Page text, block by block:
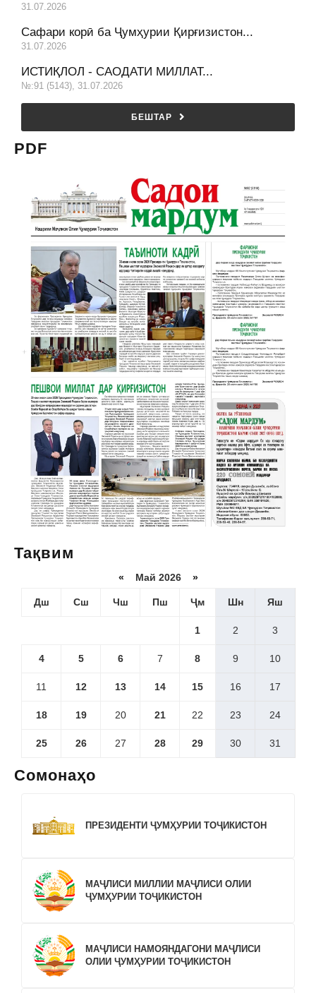
31.07.2026
Сафари корӣ ба Ҷумҳурии Қирғизистон...
31.07.2026
ИСТИҚЛОЛ - САОДАТИ МИЛЛАТ...
№:91 (5143), 31.07.2026
БЕШТАР
PDF
Тақвим
« Май 2026 »
Дш Сш Чш Пш Ҷм Шн Яш
1 2 3
4 5 6 7 8 9 10
11 12 13 14 15 16 17
18 19 20 21 22 23 24
25 26 27 28 29 30 31
Сомонаҳо
ПРЕЗИДЕНТИ ҶУМҲУРИИ ТОҶИКИСТОН
МАҶЛИСИ МИЛЛИИ МАҶЛИСИ ОЛИИ
ҶУМҲУРИИ ТОҶИКИСТОН
МАҶЛИСИ НАМОЯНДАГОНИ МАҶЛИСИ
ОЛИИ ҶУМҲУРИИ ТОҶИКИСТОН